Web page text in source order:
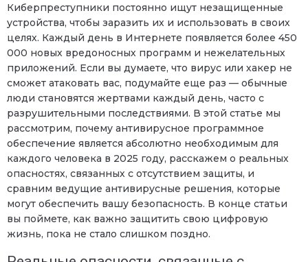
Киберпреступники постоянно ищут незащищенные
устройства, чтобы заразить их и использовать в своих
целях. Каждый день в Интернете появляется более 450
000 новых вредоносных программ и нежелательных
приложений. Если вы думаете, что вирус или хакер не
сможет атаковать вас, подумайте еще раз — обычные
люди становятся жертвами каждый день, часто с
разрушительными последствиями. В этой статье мы
рассмотрим, почему антивирусное программное
обеспечение является абсолютно необходимым для
каждого человека в 2025 году, расскажем о реальных
опасностях, связанных с отсутствием защиты, и
сравним ведущие антивирусные решения, которые
могут обеспечить вашу безопасность. В конце статьи
вы поймете, как важно защитить свою цифровую
жизнь, пока не стало слишком поздно.